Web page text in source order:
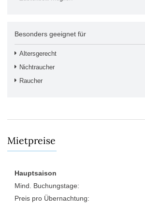
Besonders geeignet für
Altersgerecht
Nichtraucher
Raucher
Mietpreise
Hauptsaison
Mind. Buchungstage:
Preis pro Übernachtung: